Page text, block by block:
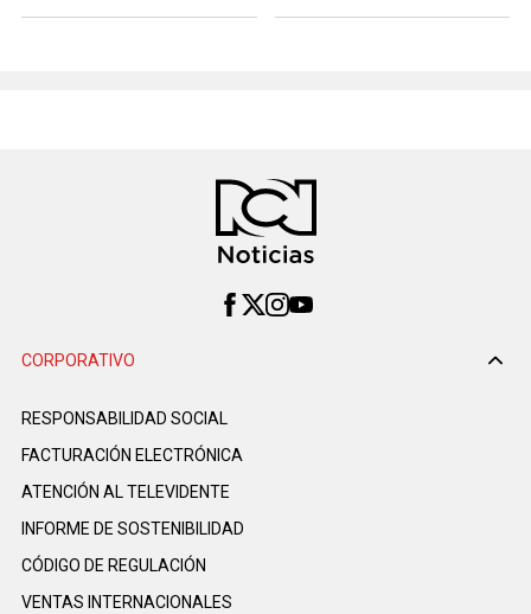
CORPORATIVO
RESPONSABILIDAD SOCIAL
FACTURACIÓN ELECTRÓNICA
ATENCIÓN AL TELEVIDENTE
INFORME DE SOSTENIBILIDAD
CÓDIGO DE REGULACIÓN
VENTAS INTERNACIONALES